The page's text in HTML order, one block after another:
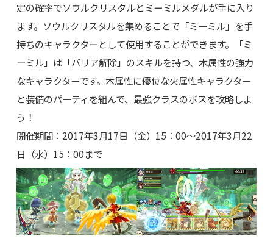
定の確率でソウルクリスタルとミーミルメダルが手に入り
ます。ソウルクリスタルを集めることで「ミーミル」を手
持ちのキャラクターとして使用することができます。「ミ
ーミル」は「バリア解除」のスキルを持つ、木属性の強力
なキャラクターです。木属性に優位な火属性キャラクター
と装備のパーティを組んで、最強クラスのボスを攻略しよ
う！
開催期間：2017年3月17日（金）15：00～2017年3月22
日（水）15：00まで